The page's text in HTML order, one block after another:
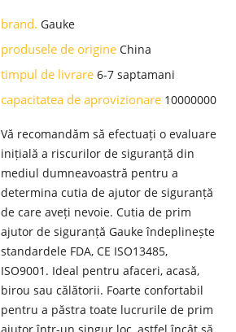
brand. Gauke
produsele de origine China
timpul de livrare 6-7 saptamani
capacitatea de aprovizionare 10000000
Vă recomandăm să efectuați o evaluare
inițială a riscurilor de siguranță din
mediul dumneavoastră pentru a
determina cutia de ajutor de siguranță
de care aveți nevoie. Cutia de prim
ajutor de siguranță Gauke îndeplinește
standardele FDA, CE ISO13485,
ISO9001. Ideal pentru afaceri, acasă,
birou sau călătorii. Foarte confortabil
pentru a păstra toate lucrurile de prim
ajutor într-un singur loc, astfel încât să